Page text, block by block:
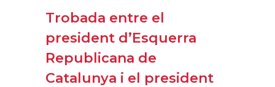
Trobada entre el
president d’Esquerra
Republicana de
Catalunya i el president